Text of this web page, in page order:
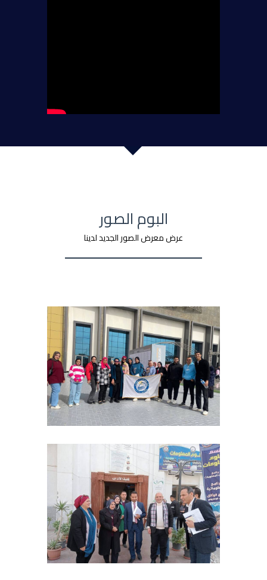
البوم الصور
عرض معرض الصور الجديد لدينا